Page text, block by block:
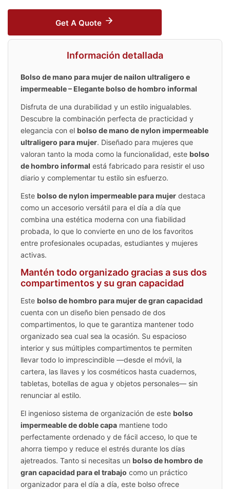
Get A Quote
Información detallada
Bolso de mano para mujer de nailon ultraligero e
impermeable – Elegante bolso de hombro informal
Disfruta de una durabilidad y un estilo inigualables.
Descubre la combinación perfecta de practicidad y
elegancia con el bolso de mano de nylon impermeable
ultraligero para mujer. Diseñado para mujeres que
valoran tanto la moda como la funcionalidad, este bolso
de hombro informal está fabricado para resistir el uso
diario y complementar tu estilo sin esfuerzo.
Este bolso de nylon impermeable para mujer destaca
como un accesorio versátil para el día a día que
combina una estética moderna con una fiabilidad
probada, lo que lo convierte en uno de los favoritos
entre profesionales ocupadas, estudiantes y mujeres
activas.
Mantén todo organizado gracias a sus dos
compartimentos y su gran capacidad
Este bolso de hombro para mujer de gran capacidad
cuenta con un diseño bien pensado de dos
compartimentos, lo que te garantiza mantener todo
organizado sea cual sea la ocasión. Su espacioso
interior y sus múltiples compartimentos te permiten
llevar todo lo imprescindible —desde el móvil, la
cartera, las llaves y los cosméticos hasta cuadernos,
tabletas, botellas de agua y objetos personales— sin
renunciar al estilo.
El ingenioso sistema de organización de este bolso
impermeable de doble capa mantiene todo
perfectamente ordenado y de fácil acceso, lo que te
ahorra tiempo y reduce el estrés durante los días
ajetreados. Tanto si necesitas un bolso de hombro de
gran capacidad para el trabajo como un práctico
organizador para el día a día, este bolso ofrece